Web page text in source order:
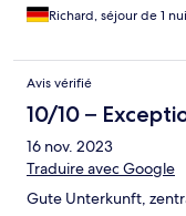
Richard, séjour de 1
Avis vérifié
10/10 –
16 nov. 2023
Traduire avec Google
Gute Unterkunft,